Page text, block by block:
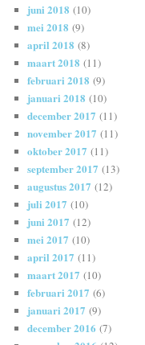
juni 2018 (10)
mei 2018 (9)
april 2018 (8)
maart 2018 (11)
februari 2018 (9)
januari 2018 (10)
december 2017 (11)
november 2017 (11)
oktober 2017 (11)
september 2017 (13)
augustus 2017 (12)
juli 2017 (10)
juni 2017 (12)
mei 2017 (10)
april 2017 (11)
maart 2017 (10)
februari 2017 (6)
januari 2017 (9)
december 2016 (7)